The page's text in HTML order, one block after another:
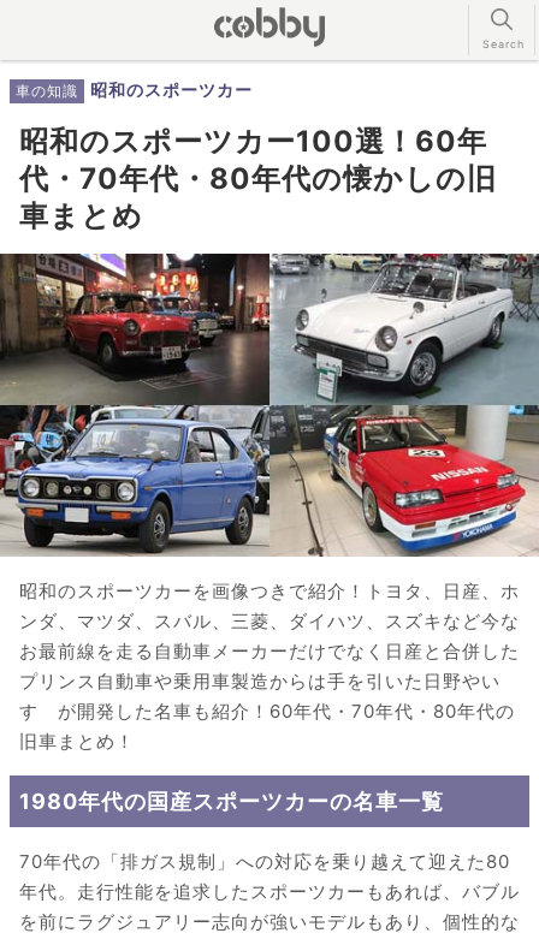
車の知識 昭和のスポーツカー
昭和のスポーツカー100選！60年
代・70年代・80年代の懐かしの旧
車まとめ
昭和のスポーツカーを画像つきで紹介！トヨタ、日産、ホ
ンダ、マツダ、スバル、三菱、ダイハツ、スズキなど今な
お最前線を走る自動車メーカーだけでなく日産と合併した
プリンス自動車や乗用車製造からは手を引いた日野やい
すゞが開発した名車も紹介！60年代・70年代・80年代の
旧車まとめ！
1980年代の国産スポーツカーの名車一覧
70年代の「排ガス規制」への対応を乗り越えて迎えた80
年代。走行性能を追求したスポーツカーもあれば、バブル
を前にラグジュアリー志向が強いモデルもあり、個性的な